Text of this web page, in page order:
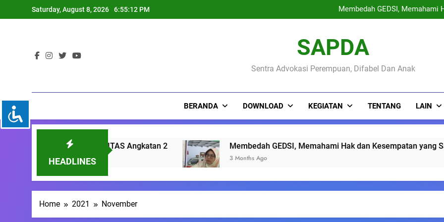
to
Saturday, August 8, 2026 6:55:13 PM
Sinau Bareng Warga : Ruang
May Day 2026 : Buruh
Sinau Bareng Warga : Ruang
May Day 2026 : Buruh
SAPDA
Sentra Advokasi Perempuan, Difabel Dan Anak
BERANDA DOWNLOAD KEGIATAN TENTANG LAIN
HEADLINES
DISABILITAS Angkatan 2 Membedah GEDSI, Memahami Hak dan Kesempatan yang Sama Warga
3 Months Ago
Home 2021 November